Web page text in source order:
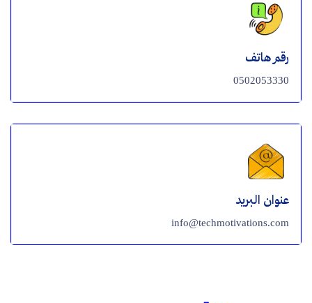
رقم هاتف
0502053330
عنوان البريد
info@techmotivations.com